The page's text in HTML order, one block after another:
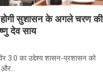
होगी सुशासन के अगले चरण की
देव साय
3.0 का उद्देश्य शासन-प्रशासन को
और…